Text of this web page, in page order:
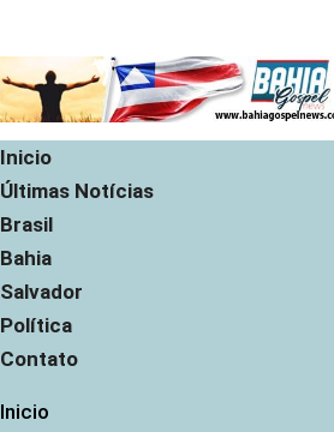
Inicio
Últimas Notícias
Brasil
Bahia
Salvador
Política
Contato
Inicio